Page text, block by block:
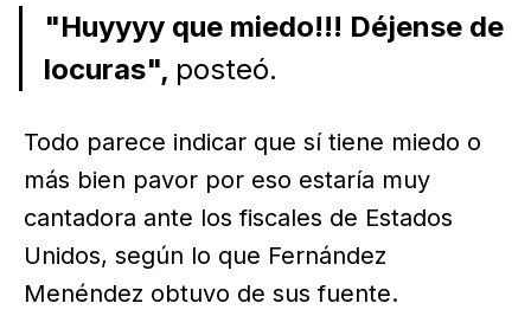
"Huyyyy que miedo!!! Déjense de
locuras", posteó.
Todo parece indicar que sí tiene miedo o
más bien pavor por eso estaría muy
cantadora ante los fiscales de Estados
Unidos, según lo que Fernández
Menéndez obtuvo de sus fuente.